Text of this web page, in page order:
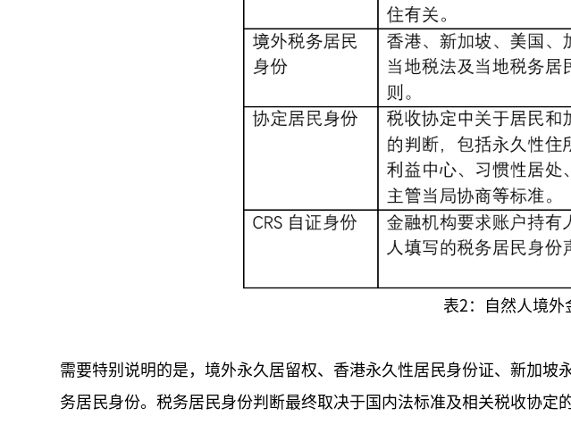
表2：自然人境外
需要特别说明的是，境外永久居留权、香港永久性居民身份证、新加
务居民身份。税务居民身份判断最终取决于国内法标准及相关税收协定